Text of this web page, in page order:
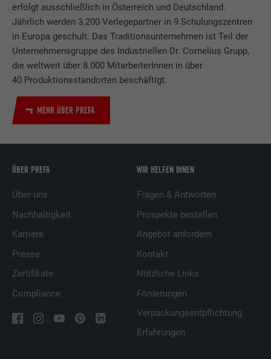
erfolgt ausschließlich in Österreich und Deutschland.
Jährlich werden 3.200 Verlegepartner in 9 Schulungszentren
in Europa geschult. Das Traditionsunternehmen ist Teil der
Unternehmensgruppe des Industriellen Dr. Cornelius Grupp,
die weltweit über 8.000 MitarbeiterInnen in über
40 Produktionsstandorten beschäftigt.
MEHR ÜBER PREFA
ÜBER PREFA
Über uns
Nachhaltigkeit
Karriere
Presse
Zertifikate
Compliance
WIR HELFEN IHNEN
Fragen & Antworten
Prospekte bestellen
Angebot anfordern
Kontakt
Nützliche Links
Förderungen
Verpackungsentpflichtung
Erfahrungen